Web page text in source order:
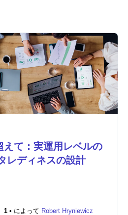
えて：実運用レベルの
レディネスの設計
1 • によって Robert Hryniewicz